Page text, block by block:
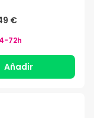
€
72h
Añadir